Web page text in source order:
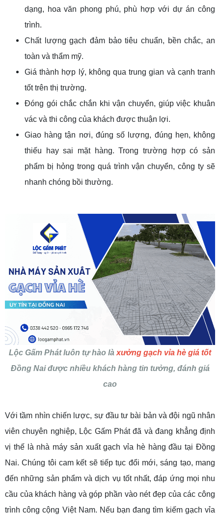
dạng, hoa văn phong phú, phù hợp với dự án công
trình.
Chất lượng gạch đảm bảo tiêu chuẩn, bền chắc, an
toàn và thẩm mỹ.
Giá thành hợp lý, không qua trung gian và cạnh tranh
tốt trên thị trường.
Đóng gói chắc chắn khi vận chuyển, giúp việc khuân
vác và thi công của khách được thuận lợi.
Giao hàng tận nơi, đúng số lượng, đúng hẹn, không
thiếu hay sai mặt hàng. Trong trường hợp có sản
phẩm bị hỏng trong quá trình vận chuyển, công ty sẽ
nhanh chóng bồi thường.
Lộc Gấm Phát luôn tự hào là xưởng gạch vỉa hè giá tốt
Đồng Nai được nhiều khách hàng tin tưởng, đánh giá
cao
Với tầm nhìn chiến lược, sự đầu tư bài bản và đội ngũ nhân
viên chuyên nghiệp, Lộc Gấm Phát đã và đang khẳng định
vị thế là nhà máy sản xuất gạch vỉa hè hàng đầu tại Đồng
Nai. Chúng tôi cam kết sẽ tiếp tục đổi mới, sáng tạo, mang
đến những sản phẩm và dịch vụ tốt nhất, đáp ứng mọi nhu
cầu của khách hàng và góp phần vào nét đẹp của các công
trình công cộng Việt Nam. Nếu bạn đang tìm kiếm gạch vỉa